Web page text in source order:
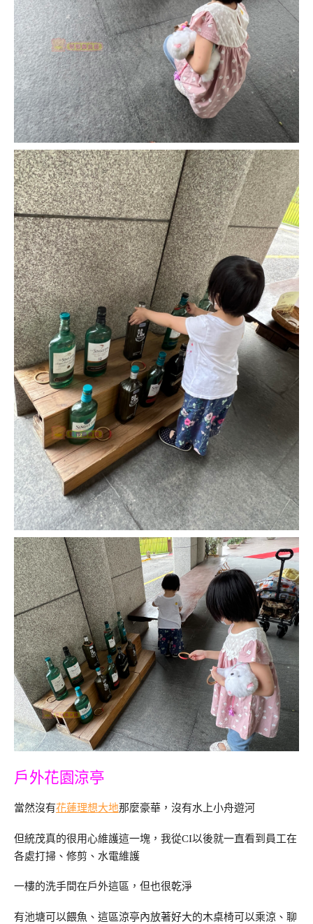
戶外花園涼亭
當然沒有花蓮理想大地那麼豪華，沒有水上小舟遊河
但統茂真的很用心維護這一塊，我從CI以後就一直看到員工在
各處打掃、修剪、水電維護
一樓的洗手間在戶外這區，但也很乾淨
有池塘可以餵魚、這區涼亭內放著好大的木桌椅可以乘涼、聊